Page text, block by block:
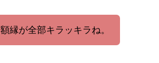
額縁が全部キラッキラね。